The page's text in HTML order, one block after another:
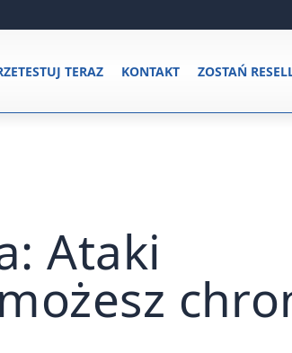
ZOSTAŃ
KONTAKT
TERAZ
Ataki